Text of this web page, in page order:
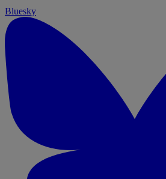
Bluesky